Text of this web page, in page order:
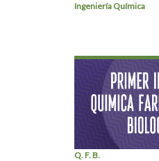
Ingeniería Química
Q. F. B.